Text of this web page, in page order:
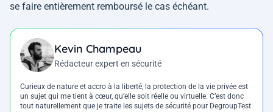
se faire entièrement remboursé le cas échéant.
Kevin Champeau
Rédacteur expert en sécurité
Curieux de nature et accro à la liberté, la protection de la vie privée est
un sujet qui me tient à cœur, qu’elle soit réelle ou virtuelle. C’est donc
tout naturellement que je traite les sujets de sécurité pour DegroupTest